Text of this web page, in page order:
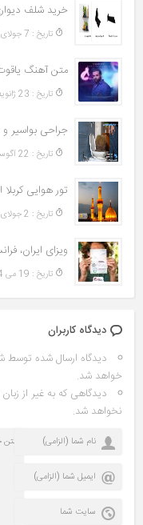
خرید شلف
تاريخ : 7 جولای 2025
متن آهنگ
تاريخ : 23 ژانویه 2025
تاريخ : 22 آگوست 2024
تاريخ : 2 جولای 2024
ویزای ایران،
تاريخ : 19 می 2024
دیدگاه کاربران
دیدگاه ارسال شده توسط
خواهد شد.
دیدگاهی که به غیر از
نخواهد شد.